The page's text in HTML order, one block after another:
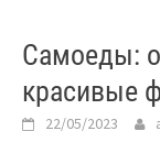
Самоеды:
красивые
22/05/2023